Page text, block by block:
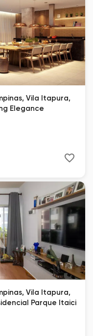
Vila Itapura,
Elegance
Vila Itapura,
Parque Itaici